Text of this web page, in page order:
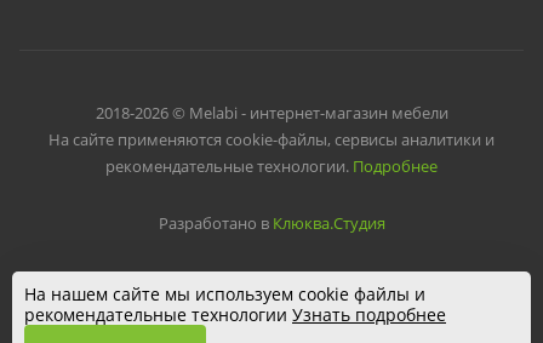
2018-2026 © Melabi - интернет-магазин мебели
На сайте применяются cookie-файлы, сервисы аналитики и
рекомендательные технологии. Подробнее
Разработано в Клюква.Студия
На нашем сайте мы используем cookie файлы и
рекомендательные технологии Узнать подробнее